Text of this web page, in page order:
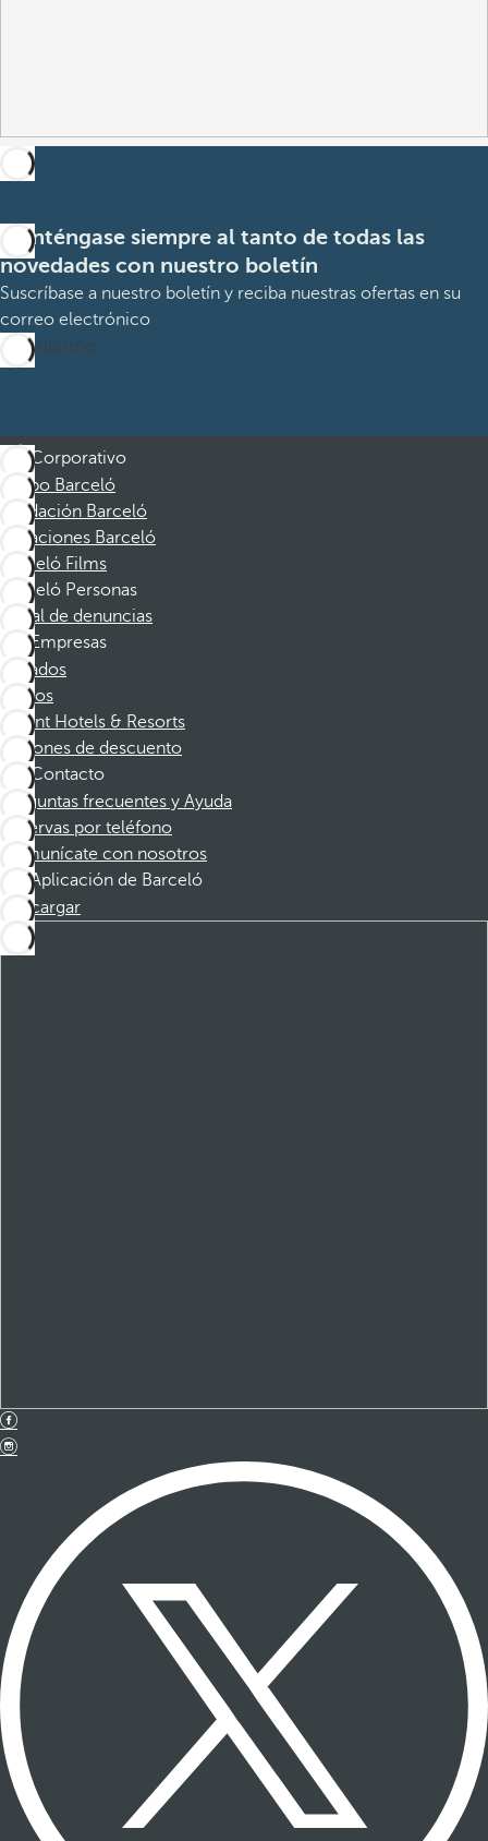
Manténgase siempre al tanto de todas las
novedades con nuestro boletín
Suscríbase a nuestro boletín y reciba nuestras ofertas en su
correo electrónico
Suscribirme
Corporativo
Grupo Barceló
Fundación Barceló
Vacaciones Barceló
Barceló Films
Barceló Personas
Canal de denuncias
Empresas
Afiliados
Socios
Dorint Hotels & Resorts
Cupones de descuento
Contacto
Preguntas frecuentes y Ayuda
Reservas por teléfono
Comunícate con nosotros
Aplicación de Barceló
Descargar